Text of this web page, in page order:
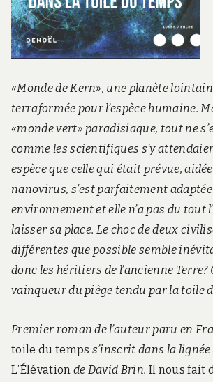
«Monde de Kern», une planète
terraformée pour l’espèce humaine.
«monde vert» paradisiaque, tout ne
comme les scientifiques s’y
espèce que celle qui était prévue,
nanovirus, s’est parfaitement
environnement et elle n’a pas du tout
laisser sa place. Le choc de deux
différentes que possible semble
donc les héritiers de l’ancienne
vainqueur du piège tendu par la toile
Premier roman de l’auteur paru en
toile du temps s’inscrit dans la lignée
L’Élévation de David Brin. Il nous fait